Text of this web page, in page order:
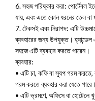
6. সহজ পরিষ্কার করা: পোর্টেবল
যায়, এবং এতে কোন ধরনের তেল বা
7. টেকসই এবং নিরাপদ: এটি
ব্যবহারের জন্য উপযুক্ত। হ্যান্ডেল
সহজে এটি ব্যবহার করতে পারেন।
ব্যবহার:
• এটি চা, কফি বা স্যুপ গরম করতে,
গরম করতে ব্যবহার করা যেতে পারে।
• এটি ভ্রমণে, অফিসে বা হোটেলে